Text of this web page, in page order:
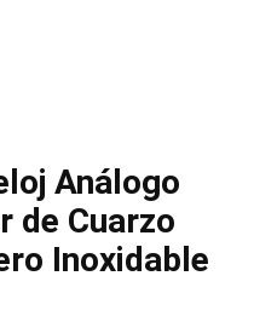
Análogo
de Cuarzo
Inoxidable